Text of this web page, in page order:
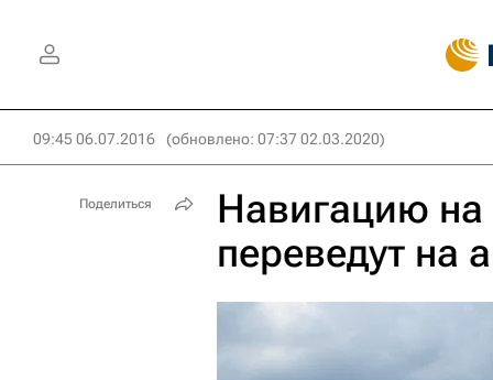
09:45 06.07.2016 (обновлено: 07:37 02.03.2020)
Навигацию
переведут на
Поделиться